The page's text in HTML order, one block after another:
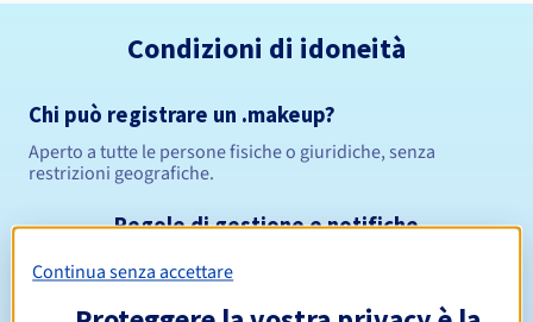
Condizioni di idoneità
Chi può registrare un .makeup?
Aperto a tutte le persone fisiche o giuridiche, senza
restrizioni geografiche.
Regole di gestione e notifiche
Periodo di registrazione
Continua senza accettare